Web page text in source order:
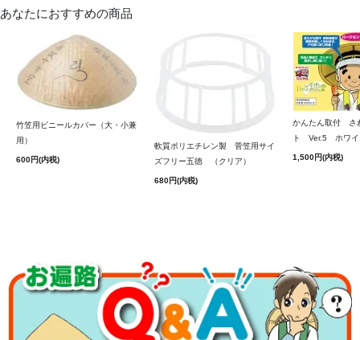
裏面（内側）も均一に、しっかりと塗装されております。
本商品に、ビニールカバーは付いておりません。別途お買
い求めください。
※「竹笠用ビニールカバー（大・小兼用）」の単品購入は
あなたにおすすめの商品
竹笠用ビニールカバー（大・小兼
用）
600円(内税)
軟質ポリエチレン製 菅笠用サイ
ズフリー五徳 （クリア）
680円(内税)
かんたん取付 さ
ト Ver.5 ホワイ
1,500円(内税)